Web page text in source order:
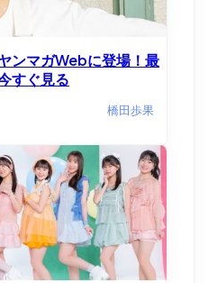
ンマガWebに登場！最
すぐ見る
橋田歩果